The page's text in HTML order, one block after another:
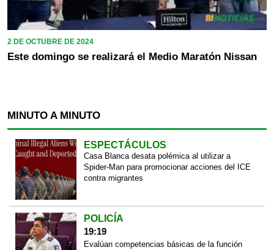
2 DE OCTUBRE DE 2024
Este domingo se realizará el Medio Maratón Nissan
MINUTO A MINUTO
ESPECTÁCULOS
Casa Blanca desata polémica al utilizar a
Spider-Man para promocionar acciones del ICE
contra migrantes
POLICÍA
19:19
Evalúan competencias básicas de la función